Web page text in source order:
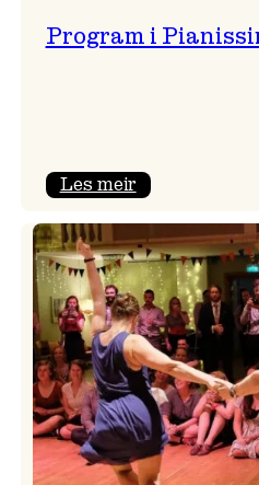
Program i
Les meir:
i
Pianissimo